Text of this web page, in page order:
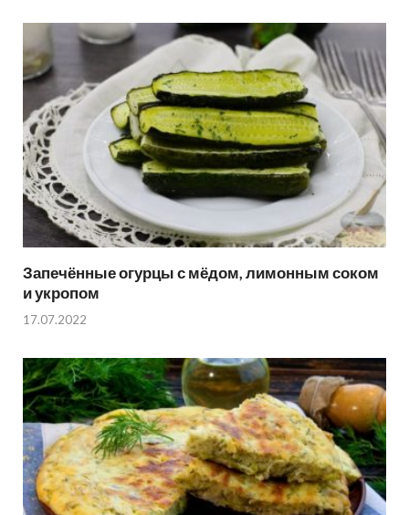
Запечённые огурцы с мёдом, лимонным соком
и укропом
17.07.2022